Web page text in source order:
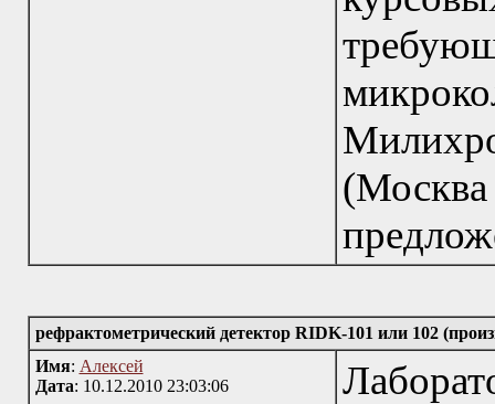
рефрактометрический детектор RIDK-101 или 102
Имя: Алексей
Дата: 10.12.2010 23:03:06